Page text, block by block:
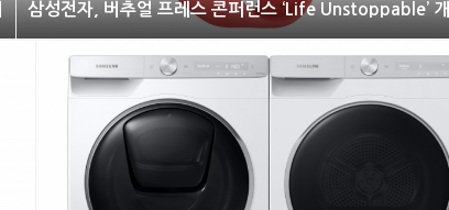
삼성전자, 버추얼 프레스 콘퍼런스 ‘Life Unstoppable’ 개